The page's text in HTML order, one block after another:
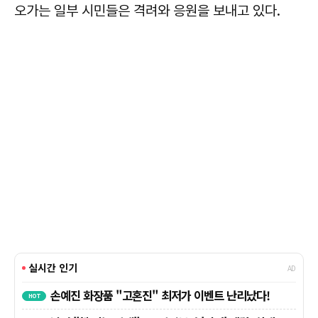
오가는 일부 시민들은 격려와 응원을 보내고 있다.